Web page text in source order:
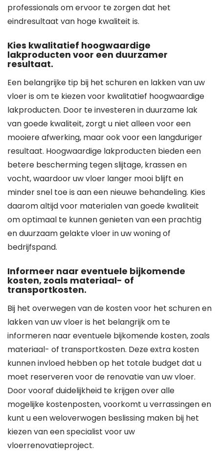
professionals om ervoor te zorgen dat het
eindresultaat van hoge kwaliteit is.
Kies kwalitatief hoogwaardige
lakproducten voor een duurzamer
resultaat.
Een belangrijke tip bij het schuren en lakken van uw
vloer is om te kiezen voor kwalitatief hoogwaardige
lakproducten. Door te investeren in duurzame lak
van goede kwaliteit, zorgt u niet alleen voor een
mooiere afwerking, maar ook voor een langduriger
resultaat. Hoogwaardige lakproducten bieden een
betere bescherming tegen slijtage, krassen en
vocht, waardoor uw vloer langer mooi blijft en
minder snel toe is aan een nieuwe behandeling. Kies
daarom altijd voor materialen van goede kwaliteit
om optimaal te kunnen genieten van een prachtig
en duurzaam gelakte vloer in uw woning of
bedrijfspand.
Informeer naar eventuele bijkomende
kosten, zoals materiaal- of
transportkosten.
Bij het overwegen van de kosten voor het schuren en
lakken van uw vloer is het belangrijk om te
informeren naar eventuele bijkomende kosten, zoals
materiaal- of transportkosten. Deze extra kosten
kunnen invloed hebben op het totale budget dat u
moet reserveren voor de renovatie van uw vloer.
Door vooraf duidelijkheid te krijgen over alle
mogelijke kostenposten, voorkomt u verrassingen en
kunt u een weloverwogen beslissing maken bij het
kiezen van een specialist voor uw
vloerrenovatieproject.